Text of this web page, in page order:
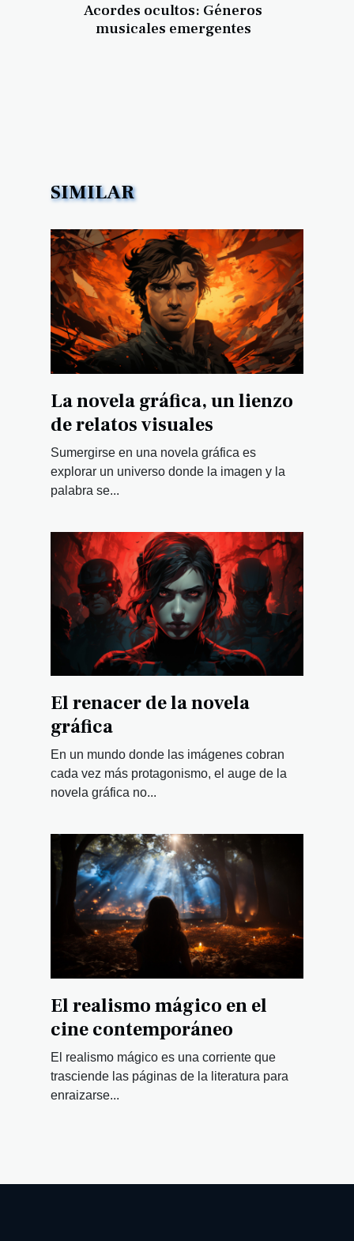
Acordes ocultos: Géneros
musicales emergentes
SIMILAR
La novela gráfica, un lienzo
de relatos visuales
Sumergirse en una novela gráfica es
explorar un universo donde la imagen y la
palabra se...
El renacer de la novela
gráfica
En un mundo donde las imágenes cobran
cada vez más protagonismo, el auge de la
novela gráfica no...
El realismo mágico en el
cine contemporáneo
El realismo mágico es una corriente que
trasciende las páginas de la literatura para
enraizarse...